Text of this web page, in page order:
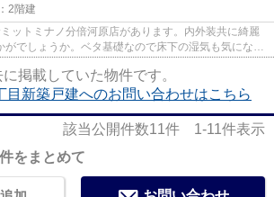
2階建
ットミナノ分倍河原店があります。内外装共に綺麗
がでしょうか。ベタ基礎なので床下の湿気も気になり
掲載していた物件です。
目新築戸建へのお問い合わせはこちら
該当公開件数11件 1-11件表示
をまとめて